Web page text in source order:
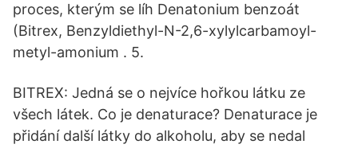
proces, kterým se líh Denatonium benzoát
(Bitrex, Benzyldiethyl-N-2,6-xylylcarbamoyl-
metyl-amonium . 5.
BITREX: Jedná se o nejvíce hořkou látku ze
všech látek. Co je denaturace? Denaturace je
přidání další látky do alkoholu, aby se nedal